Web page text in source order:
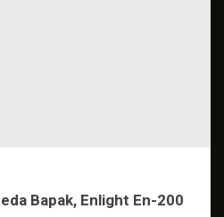
Bapak, Enlight En-200